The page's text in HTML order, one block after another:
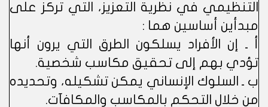
التنظيمي في نظرية التعزيز، التي تركز على
مبدأين أساسين هما :
أ ـ إن الأفراد يسلكون الطرق التي يرون أنها
تؤدي بهم إلى تحقيق مكاسب شخصية.
ب ـ السلوك الإنساني يمكن تشكيله، وتحديده
من خلال التحكم بالمكاسب والمكافآت.